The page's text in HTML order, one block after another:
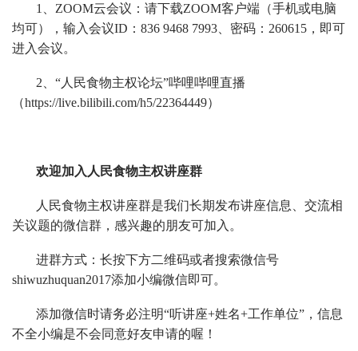
1、ZOOM云会议：请下载ZOOM客户端（手机或电脑
均可），输入会议ID：836 9468 7993、密码：260615，即可
进入会议。
2、“人民食物主权论坛”哔哩哔哩直播
（https://live.bilibili.com/h5/22364449）
欢迎加入人民食物主权讲座群
人民食物主权讲座群是我们长期发布讲座信息、交流相
关议题的微信群，感兴趣的朋友可加入。
进群方式：长按下方二维码或者搜索微信号
shiwuzhuquan2017添加小编微信即可。
添加微信时请务必注明“听讲座+姓名+工作单位”，信息
不全小编是不会同意好友申请的喔！